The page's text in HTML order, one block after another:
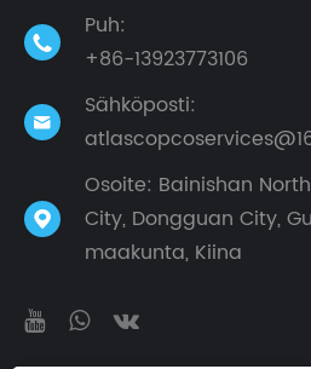

Puh:
+86-13923773106

Sähköposti:

Osoite: Bainishan
City, Dongguan City,
maakunta, Kiina